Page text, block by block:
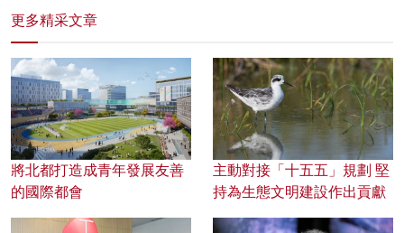
更多精采文章
將北都打造成青年發展友善
的國際都會
主動對接「十五五」規劃 堅
持為生態文明建設作出貢獻